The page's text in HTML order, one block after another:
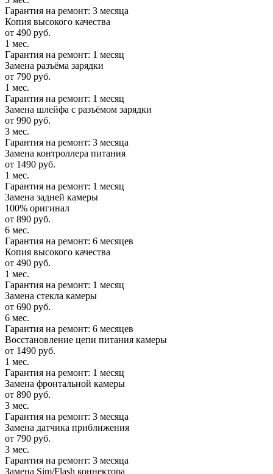
Гарантия на ремонт: 3 месяца
Копия высокого качества
от 490 руб.
1 мес.
Гарантия на ремонт: 1 месяц
Замена разъёма зарядки
от 790 руб.
1 мес.
Гарантия на ремонт: 1 месяц
Замена шлейфа с разъёмом зарядки
от 990 руб.
3 мес.
Гарантия на ремонт: 3 месяца
Замена контроллера питания
от 1490 руб.
1 мес.
Гарантия на ремонт: 1 месяц
Замена задней камеры
100% оригинал
от 890 руб.
6 мес.
Гарантия на ремонт: 6 месяцев
Копия высокого качества
от 490 руб.
1 мес.
Гарантия на ремонт: 1 месяц
Замена стекла камеры
от 690 руб.
6 мес.
Гарантия на ремонт: 6 месяцев
Восстановление цепи питания камеры
от 1490 руб.
1 мес.
Гарантия на ремонт: 1 месяц
Замена фронтальной камеры
от 890 руб.
3 мес.
Гарантия на ремонт: 3 месяца
Замена датчика приближения
от 790 руб.
3 мес.
Гарантия на ремонт: 3 месяца
Замена Sim/Flash коннектора